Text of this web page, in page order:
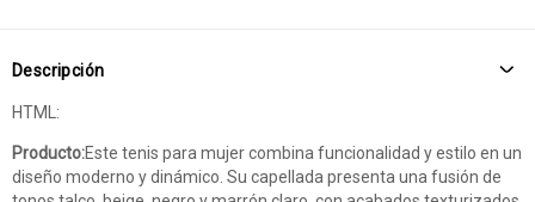
Descripción
HTML:
Producto:Este tenis para mujer combina funcionalidad y estilo en un
diseño moderno y dinámico. Su capellada presenta una fusión de